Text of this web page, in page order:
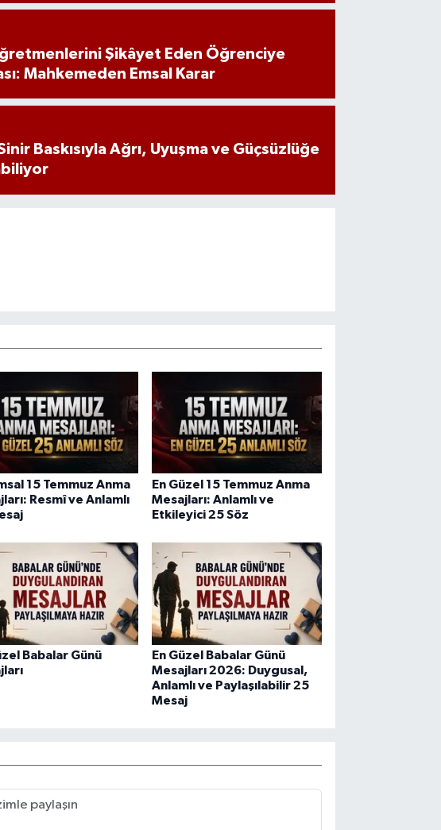
Şikâyet Eden Öğrenciye
Mahkemeden Emsal Karar
Sinir Baskısıyla Ağrı, Uyuşma ve Güçsüzlüğe
15 Temmuz Anma
Resmî ve Anlamlı
En Güzel 15 Temmuz Anma
Mesajları: Anlamlı ve
Etkileyici 25 Söz
Babalar Günü
En Güzel Babalar Günü
Mesajları 2026: Duygusal,
Anlamlı ve Paylaşılabilir 25
Mesaj